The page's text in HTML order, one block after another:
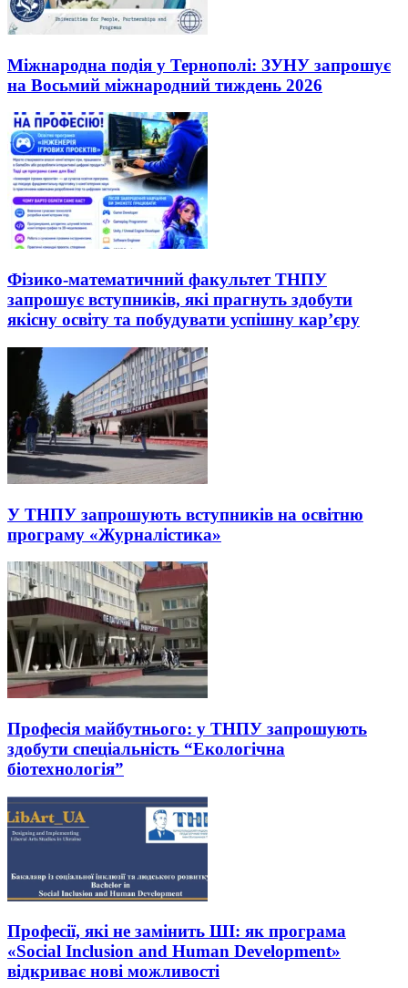
Міжнародна подія у Тернополі: ЗУНУ запрошує
на Восьмий міжнародний тиждень 2026
Фізико-математичний факультет ТНПУ
запрошує вступників, які прагнуть здобути
якісну освіту та побудувати успішну кар’єру
У ТНПУ запрошують вступників на освітню
програму «Журналістика»
Професія майбутнього: у ТНПУ запрошують
здобути спеціальність “Екологічна
біотехнологія”
Професії, які не замінить ШІ: як програма
«Social Inclusion and Human Development»
відкриває нові можливості